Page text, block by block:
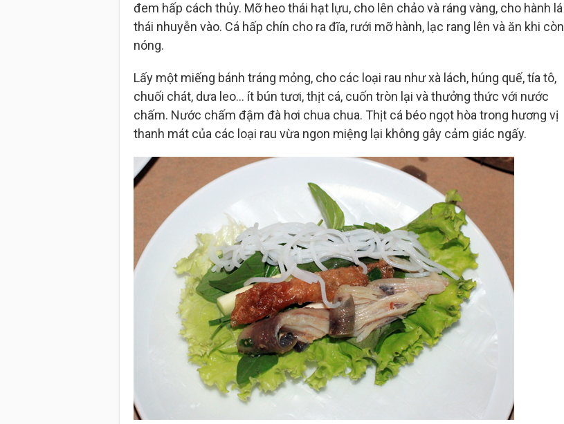
đem hấp cách thủy. Mỡ heo thái hạt lựu, cho lên chảo và ráng vàng, cho hành lá
thái nhuyễn vào. Cá hấp chín cho ra đĩa, rưới mỡ hành, lạc rang lên và ăn khi còn
nóng.
Lấy một miếng bánh tráng mỏng, cho các loại rau như xà lách, húng quế, tía tô,
chuối chát, dưa leo… ít bún tươi, thịt cá, cuốn tròn lại và thưởng thức với nước
chấm. Nước chấm đậm đà hơi chua chua. Thịt cá béo ngọt hòa trong hương vị
thanh mát của các loại rau vừa ngon miệng lại không gây cảm giác ngấy.